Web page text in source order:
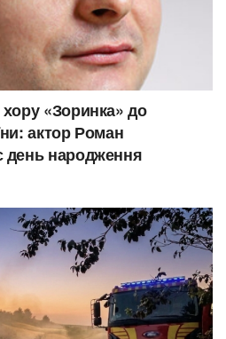
хору «Зоринка» до
актор Роман
день народження